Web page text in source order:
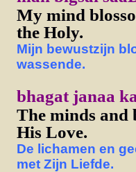
My mind
the Holy.
Mijn bewustzijn
wassende.
bhagat janaa
The minds and
His Love.
De lichamen en
met Zijn Liefde.